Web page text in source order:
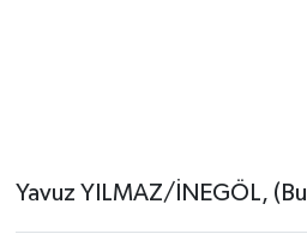
Yavuz YILMAZ/İNEGÖL,